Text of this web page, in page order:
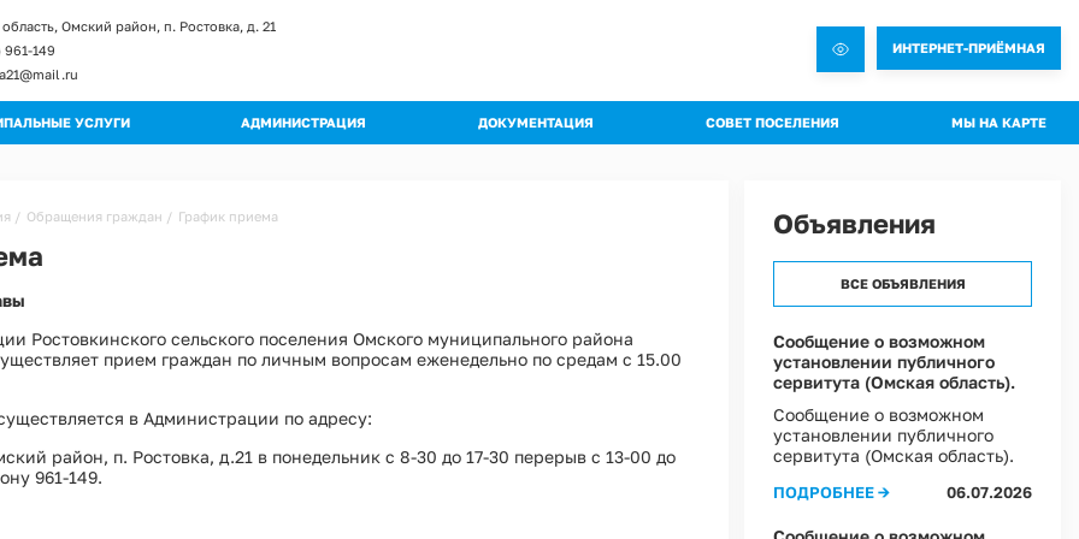
Омский район, п. Ростовка, д. 21
961-149
ИНТЕРНЕТ-ПРИЁМНАЯ
УСЛУГИ
схемы
АДМИНИСТРАЦИЯ
Квалификационные требования
Вакантные должности
Обращения граждан
ДОКУМЕНТАЦИЯ
Муниципальное имущество
Муниципальный контроль
Оценка эффективности муниципальных программ
Устав
СОВЕТ ПОСЕЛЕНИЯ
Проекты Решений совета
Решения Совета
Информация о текущей деятельности Совета
МЫ НА КАРТЕ
Обращения граждан График приема
Ростовкинского сельского поселения Омского муниципального района
прием граждан по личным вопросам еженедельно по средам с 15.00
в Администрации по адресу:
район, п. Ростовка, д.21 в понедельник с 8-30 до 17-30 перерыв с 13-00 до
961-149.
Объявления
ВСЕ ОБЪЯВЛЕНИЯ
Сообщение о возможном
установлении публичного
сервитута (Омская область).
Сообщение о возможном
установлении публичного
сервитута (Омская область).
ПОДРОБНЕЕ → 06.07.2026